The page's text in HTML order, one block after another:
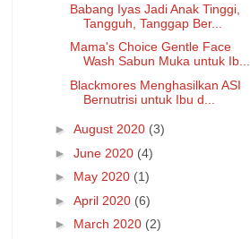
Babang Iyas Jadi Anak Tinggi,
Tangguh, Tanggap Ber...
Mama's Choice Gentle Face
Wash Sabun Muka untuk Ib...
Blackmores Menghasilkan ASI
Bernutrisi untuk Ibu d...
► August 2020 (3)
► June 2020 (4)
► May 2020 (1)
► April 2020 (6)
► March 2020 (2)